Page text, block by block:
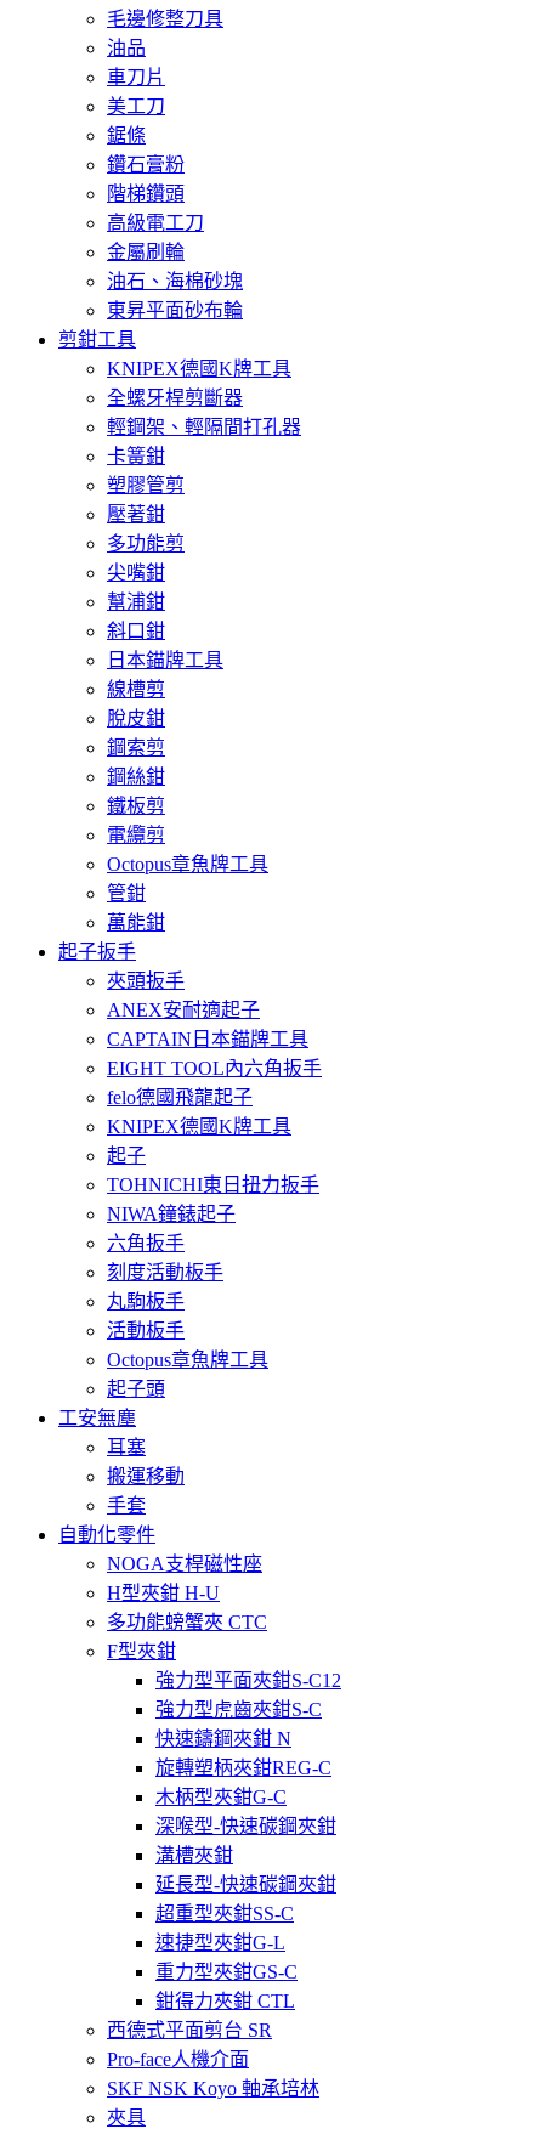
毛邊修整刀具
油品
車刀片
美工刀
鋸條
鑽石膏粉
階梯鑽頭
高級電工刀
金屬刷輪
油石、海棉砂塊
東昇平面砂布輪
剪鉗工具
KNIPEX德國K牌工具
全螺牙桿剪斷器
輕鋼架、輕隔間打孔器
卡簧鉗
塑膠管剪
壓著鉗
多功能剪
尖嘴鉗
幫浦鉗
斜口鉗
日本錨牌工具
線槽剪
脫皮鉗
鋼索剪
鋼絲鉗
鐵板剪
電纜剪
Octopus章魚牌工具
管鉗
萬能鉗
起子扳手
夾頭扳手
ANEX安耐適起子
CAPTAIN日本錨牌工具
EIGHT TOOL內六角扳手
felo德國飛龍起子
KNIPEX德國K牌工具
起子
TOHNICHI東日扭力扳手
NIWA鐘錶起子
六角扳手
刻度活動板手
丸駒板手
活動板手
Octopus章魚牌工具
起子頭
工安無塵
耳塞
搬運移動
手套
自動化零件
NOGA支桿磁性座
H型夾鉗 H-U
多功能螃蟹夾 CTC
F型夾鉗
強力型平面夾鉗S-C12
強力型虎齒夾鉗S-C
快速鑄鋼夾鉗 N
旋轉塑柄夾鉗REG-C
木柄型夾鉗G-C
深喉型-快速碳鋼夾鉗
溝槽夾鉗
延長型-快速碳鋼夾鉗
超重型夾鉗SS-C
速捷型夾鉗G-L
重力型夾鉗GS-C
鉗得力夾鉗 CTL
西德式平面剪台 SR
Pro-face人機介面
SKF NSK Koyo 軸承培林
夾具